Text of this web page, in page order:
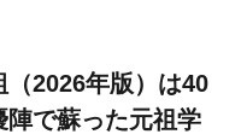
2026年版）は40
で蘇った元祖学